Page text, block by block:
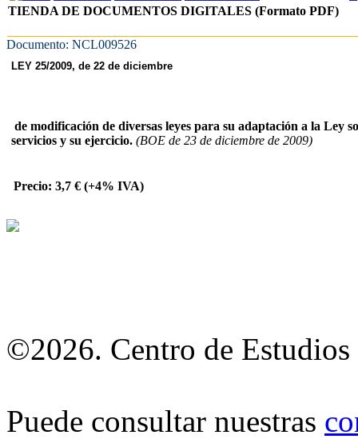
TIENDA DE DOCUMENTOS DIGITALES (Formato PDF)
Documento: NCL009526
LEY 25/2009, de 22 de diciembre
de modificación de diversas leyes para su adaptación a la Ley
servicios y su ejercicio. (BOE de 23 de diciembre de 2009)
Precio: 3,7 € (+4% IVA)
©2026. Centro de Estudios
Puede consultar nuestras